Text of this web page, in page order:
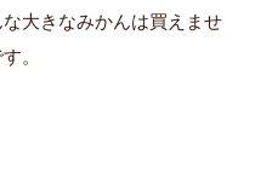
大きなみかんは買えませ
。